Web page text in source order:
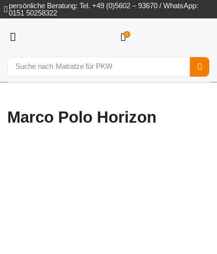
persönliche Beratung: Tel. +49 (0)5602 – 93670 / WhatsApp:
0151 50258322
0
Suche nach Matratze für PKW
Marco Polo Horizon